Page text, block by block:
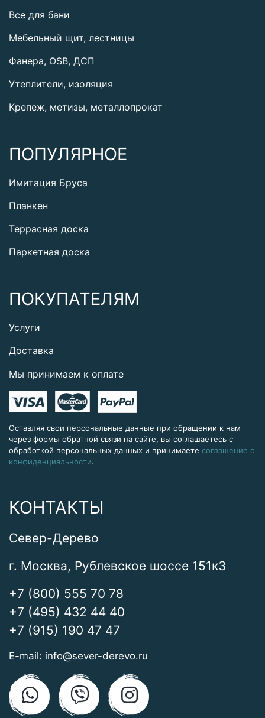
Все для бани
Мебельный щит, лестницы
Фанера, OSB, ДСП
Утеплители, изоляция
Крепеж, метизы, металлопрокат
ПОПУЛЯРНОЕ
Имитация Бруса
Планкен
Террасная доска
Паркетная доска
ПОКУПАТЕЛЯМ
Услуги
Доставка
Мы принимаем к оплате
Оставляя свои персональные данные при обращении к нам
через формы обратной связи на сайте, вы соглашаетесь с
обработкой персональных данных и принимаете соглашение о
конфиденциальности.
КОНТАКТЫ
Север-Дерево
г. Москва, Рублевское шоссе 151к3
+7 (800) 555 70 78
+7 (495) 432 44 40
+7 (915) 190 47 47
E-mail: info@sever-derevo.ru